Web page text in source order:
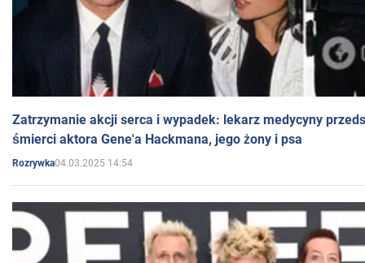
Zatrzymanie akcji serca i wypadek: lekarz medycyny
śmierci aktora Gene'a Hackmana, jego żony i psa
Rozrywka04.03.2025 14:54